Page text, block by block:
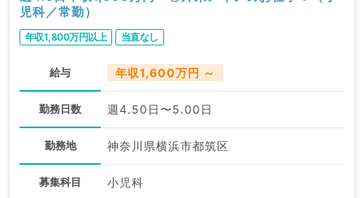
児科／常勤）
年収1,800万円以上 当直なし
給与 年収1,600万円 ～
勤務日数 週4.50日〜5.00日
勤務地 神奈川県横浜市都筑区
募集科目 小児科